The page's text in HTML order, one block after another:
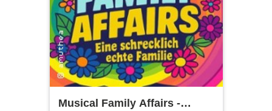
Musical Family Affairs -